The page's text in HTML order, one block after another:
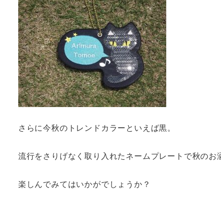
さらに今秋のトレンドカラーといえば黒。
流行をさりげなく取り入れたネームプレートで秋のお
楽しんでみてはいかがでしょうか？